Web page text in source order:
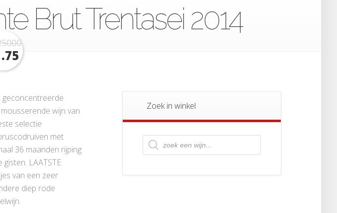
Brut Trentasei 2014
geconcentreerde
wijn van
selectie
met
36 maanden rijping
gisten. LAATSTE
van een zeer
diep rode
Zoek in winkel
Producten
zoeken